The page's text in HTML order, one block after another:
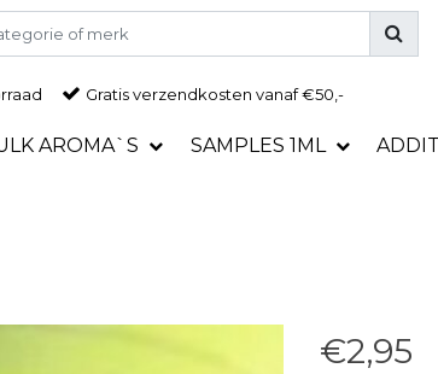
Gratisverzendkosten vanaf €50,-
AROMA`S SAMPLES 1ML
€2,95